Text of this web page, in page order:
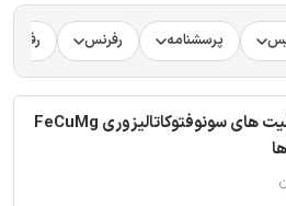
پرسشنامه رفرنس
ترجمه مقاله فعالیت های سونوفتوکاتالیزوری FeCuMg